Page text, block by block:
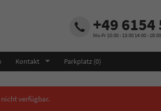
+49 6154
Mo-Fr 10:00 - 13:00 14:00 -
Kontakt Parkplatz (0)
verfügbar.